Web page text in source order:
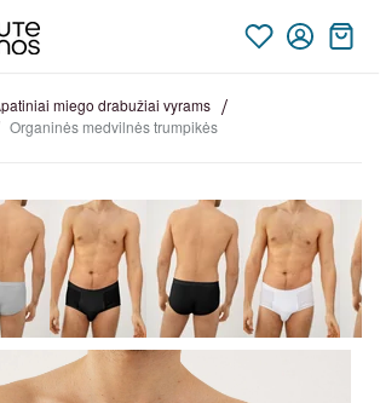
apatiniai miego drabužiai vyrams
organinės medvilnės trumpikės